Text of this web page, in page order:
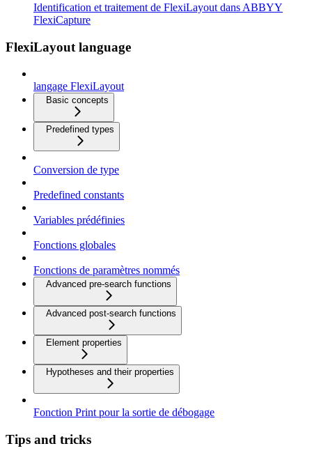
Identification et traitement de FlexiLayout dans ABBYY
FlexiCapture
FlexiLayout language
langage FlexiLayout
Basic concepts
Predefined types
Conversion de type
Predefined constants
Variables prédéfinies
Fonctions globales
Fonctions de paramètres nommés
Advanced pre-search functions
Advanced post-search functions
Element properties
Hypotheses and their properties
Fonction Print pour la sortie de débogage
Tips and tricks